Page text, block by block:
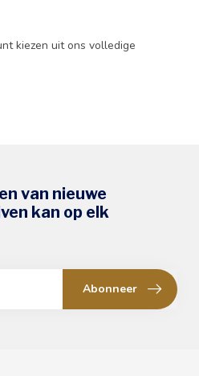
kiezen uit ons volledige
van nieuwe
kan op elk
Abonneer